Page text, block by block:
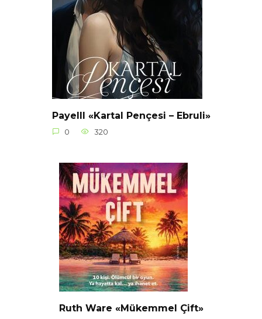
Payelll «Kartal Pençesi – Ebruli»
0 320
Ruth Ware «Mükemmel Çift»